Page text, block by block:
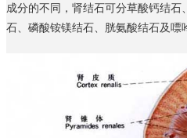
成分的不同，肾结石可分草酸钙结
石、磷酸铵镁结石、胱氨酸结石及嘌